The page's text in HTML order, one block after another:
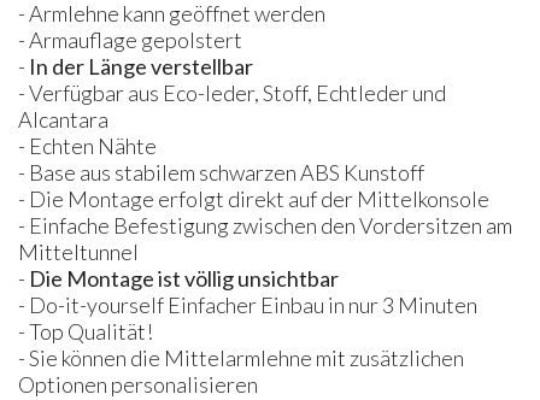
- Armlehne kann geöffnet werden
- Armauflage gepolstert
- In der Länge verstellbar
- Verfügbar aus Eco-leder, Stoff, Echtleder und
Alcantara
- Echten Nähte
- Base aus stabilem schwarzen ABS Kunstoff
- Die Montage erfolgt direkt auf der Mittelkonsole
- Einfache Befestigung zwischen den Vordersitzen am
Mitteltunnel
- Die Montage ist völlig unsichtbar
- Do-it-yourself Einfacher Einbau in nur 3 Minuten
- Top Qualität!
- Sie können die Mittelarmlehne mit zusätzlichen
Optionen personalisieren